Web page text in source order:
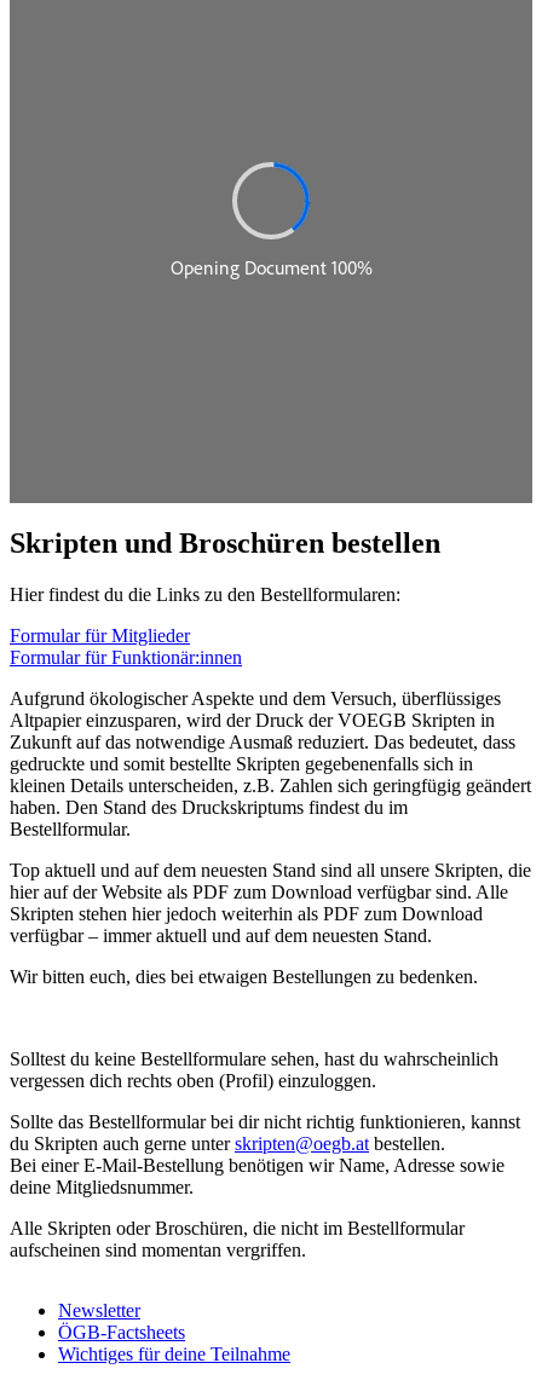
Skripten und Broschüren bestellen
Hier findest du die Links zu den Bestellformularen:
Formular für Mitglieder
Formular für Funktionär:innen
Aufgrund ökologischer Aspekte und dem Versuch, überflüssiges
Altpapier einzusparen, wird der Druck der VOEGB Skripten in
Zukunft auf das notwendige Ausmaß reduziert. Das bedeutet, dass
gedruckte und somit bestellte Skripten gegebenenfalls sich in
kleinen Details unterscheiden, z.B. Zahlen sich geringfügig geändert
haben. Den Stand des Druckskriptums findest du im
Bestellformular.
Top aktuell und auf dem neuesten Stand sind all unsere Skripten, die
hier auf der Website als PDF zum Download verfügbar sind. Alle
Skripten stehen hier jedoch weiterhin als PDF zum Download
verfügbar – immer aktuell und auf dem neuesten Stand.
Wir bitten euch, dies bei etwaigen Bestellungen zu bedenken.
Solltest du keine Bestellformulare sehen, hast du wahrscheinlich
vergessen dich rechts oben (Profil) einzuloggen.
Sollte das Bestellformular bei dir nicht richtig funktionieren, kannst
du Skripten auch gerne unterskripten@oegb.at bestellen.
Bei einer E-Mail-Bestellung benötigen wir Name, Adresse sowie
deine Mitgliedsnummer.
Alle Skripten oder Broschüren, die nicht im Bestellformular
aufscheinen sind momentan vergriffen.
Newsletter
ÖGB-Factsheets
Wichtiges für deine Teilnahme